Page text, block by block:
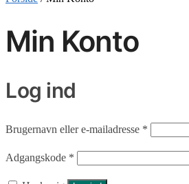
Min Konto
Log ind
Brugernavn eller e-mailadresse *
Adgangskode *